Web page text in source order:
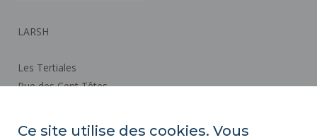
LARSH
Les Tertiales
Rue des Cent Têtes
Ce site utilise des cookies. Vous